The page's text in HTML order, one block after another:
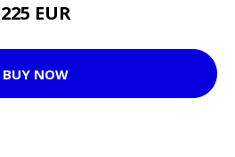
225 EUR
BUY NOW